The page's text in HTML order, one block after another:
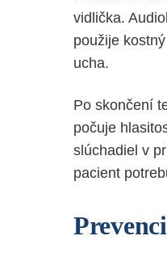
vidlička.
použije
ucha.
Po skončení
počuje
slúchadiel v
pacient